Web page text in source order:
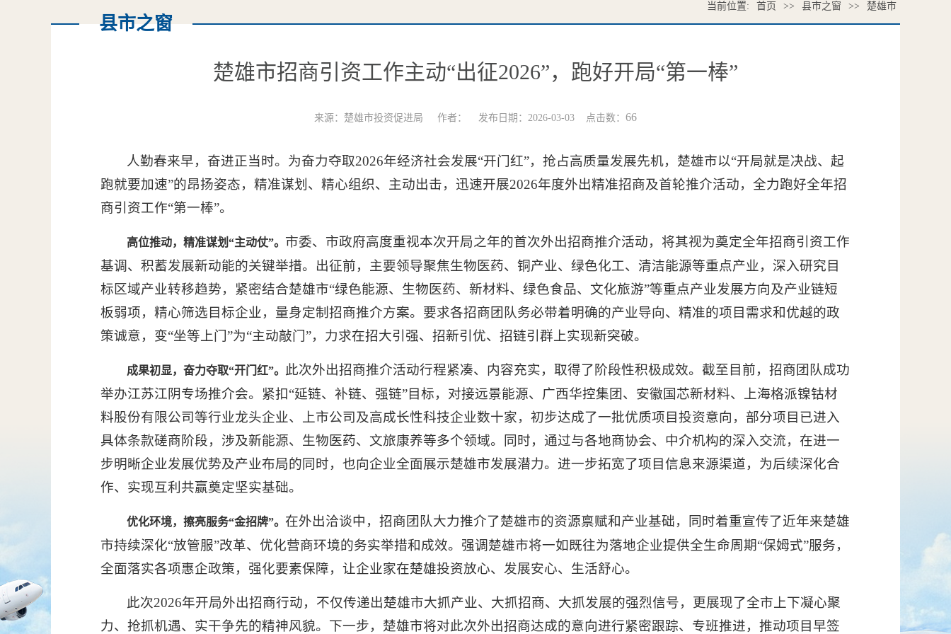
当前位置: 首页 >> 县市之窗 >> 楚雄市
县市之窗
楚雄市招商引资工作主动“出征2026”，跑好开局“第一棒”
来源：楚雄市投资促进局 作者： 发布日期：2026-03-03 点击数： 66
人勤春来早，奋进正当时。为奋力夺取2026年经济社会发展“开门红”，抢占高质量发展先机，楚雄市以“开局就是决战、起
跑就要加速”的昂扬姿态，精准谋划、精心组织、主动出击，迅速开展2026年度外出精准招商及首轮推介活动，全力跑好全年招
商引资工作“第一棒”。
高位推动，精准谋划“主动仗”。 市委、市政府高度重视本次开局之年的首次外出招商推介活动，将其视为奠定全年招商引资工作
基调、积蓄发展新动能的关键举措。出征前，主要领导聚焦生物医药、铜产业、绿色化工、清洁能源等重点产业，深入研究目
标区域产业转移趋势，紧密结合楚雄市“绿色能源、生物医药、新材料、绿色食品、文化旅游”等重点产业发展方向及产业链短
板弱项，精心筛选目标企业，量身定制招商推介方案。要求各招商团队务必带着明确的产业导向、精准的项目需求和优越的政
策诚意，变“坐等上门”为“主动敲门”，力求在招大引强、招新引优、招链引群上实现新突破。
成果初显，奋力夺取“开门红”。 此次外出招商推介活动行程紧凑、内容充实，取得了阶段性积极成效。截至目前，招商团队成功
举办江苏江阴专场推介会。紧扣“延链、补链、强链”目标，对接远景能源、广西华控集团、安徽国芯新材料、上海格派镍钴材
料股份有限公司等行业龙头企业、上市公司及高成长性科技企业数十家，初步达成了一批优质项目投资意向，部分项目已进入
具体条款磋商阶段，涉及新能源、生物医药、文旅康养等多个领域。同时，通过与各地商协会、中介机构的深入交流，在进一
步明晰企业发展优势及产业布局的同时，也向企业全面展示楚雄市发展潜力。进一步拓宽了项目信息来源渠道，为后续深化合
作、实现互利共赢奠定坚实基础。
优化环境，擦亮服务“金招牌”。在外出洽谈中，招商团队大力推介了楚雄市的资源禀赋和产业基础，同时着重宣传了近年来楚雄
市持续深化“放管服”改革、优化营商环境的务实举措和成效。强调楚雄市将一如既往为落地企业提供全生命周期“保姆式”服务，
全面落实各项惠企政策，强化要素保障，让企业家在楚雄投资放心、发展安心、生活舒心。
此次2026年开局外出招商行动，不仅传递出楚雄市大抓产业、大抓招商、大抓发展的强烈信号，更展现了全市上下凝心聚
力、抢抓机遇、实干争先的精神风貌。下一步，楚雄市将对此次外出招商达成的意向进行紧密跟踪、专班推进，推动项目早签